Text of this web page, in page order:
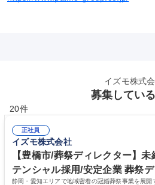
イズモ株式
募集してい
20件
正社員
イズモ株式会社
【豊橋市/葬祭ディレクター】
テンシャル採用/安定企業 葬祭
静岡・愛知エリアで地域密着の冠婚葬祭事業を展